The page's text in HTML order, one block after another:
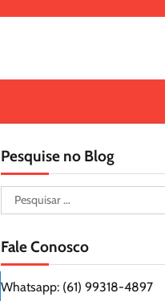
Pesquise no Blog
Pesquisar
por:
Fale Conosco
Whatsapp: (61) 99318-4897